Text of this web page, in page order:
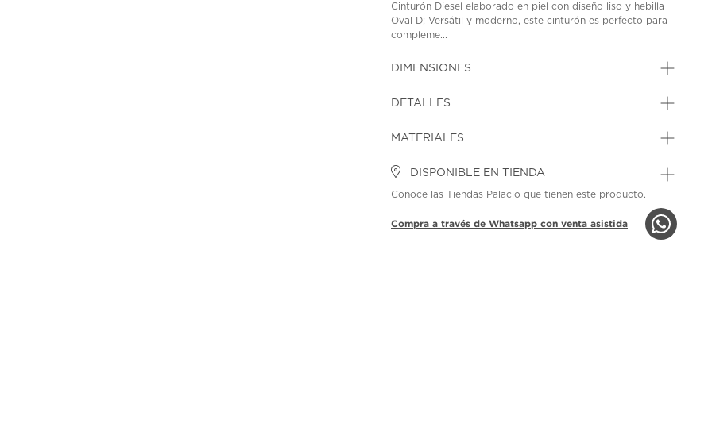
Cinturón Diesel elaborado en piel con diseño liso y hebilla
Oval D; Versátil y moderno, este cinturón es perfecto para
compleme...
DIMENSIONES
DETALLES
MATERIALES
DISPONIBLE EN TIENDA
Conoce las Tiendas Palacio que tienen este producto.
Compra a través de Whatsapp con venta asistida